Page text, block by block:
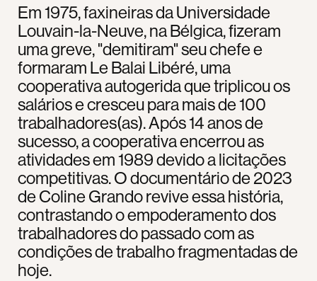
Em 1975, faxineiras da Universidade
Louvain-la-Neuve, na Bélgica, fizeram
uma greve, "demitiram" seu chefe e
formaram Le Balai Libéré, uma
cooperativa autogerida que triplicou os
salários e cresceu para mais de 100
trabalhadores(as). Após 14 anos de
sucesso, a cooperativa encerrou as
atividades em 1989 devido a licitações
competitivas. O documentário de 2023
de Coline Grando revive essa história,
contrastando o empoderamento dos
trabalhadores do passado com as
condições de trabalho fragmentadas de
hoje.